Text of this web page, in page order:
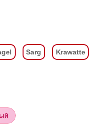
Sarg Krawatte